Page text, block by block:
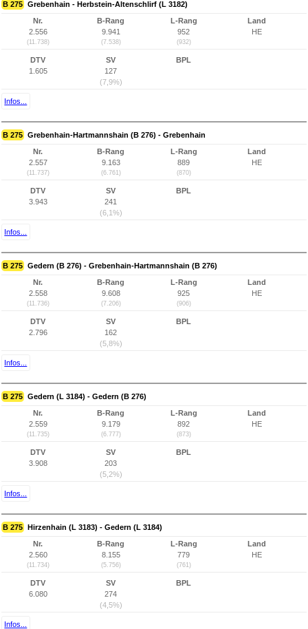
B 275 Grebenhain - Herbstein-Altenschlirf (L 3182)
Nr.
2.556
(11.738)
B-Rang
9.941
(7.538)
L-Rang
952
(932)
Land
HE
DTV
1.605
SV
127
(7,9%)
BPL
Infos...
B 275 Grebenhain-Hartmannshain (B 276) - Grebenhain
Nr.
2.557
(11.737)
B-Rang
9.163
(6.761)
L-Rang
889
(870)
Land
HE
DTV
3.943
SV
241
(6,1%)
BPL
Infos...
B 275 Gedern (B 276) - Grebenhain-Hartmannshain (B 276)
Nr.
2.558
(11.736)
B-Rang
9.608
(7.206)
L-Rang
925
(906)
Land
HE
DTV
2.796
SV
162
(5,8%)
BPL
Infos...
B 275 Gedern (L 3184) - Gedern (B 276)
Nr.
2.559
(11.735)
B-Rang
9.179
(6.777)
L-Rang
892
(873)
Land
HE
DTV
3.908
SV
203
(5,2%)
BPL
Infos...
B 275 Hirzenhain (L 3183) - Gedern (L 3184)
Nr.
2.560
(11.734)
B-Rang
8.155
(5.756)
L-Rang
779
(761)
Land
HE
DTV
6.080
SV
274
(4,5%)
BPL
Infos...